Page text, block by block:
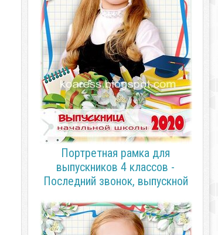
Портретная рамка для
выпускников 4 классов -
Последний звонок, выпускной